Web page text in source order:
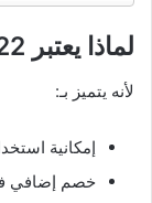
لماذا يعتبر SKD22 من أقوى الأكواد؟
لأنه يتميز بـ:
إمكانية
خصم إضافي